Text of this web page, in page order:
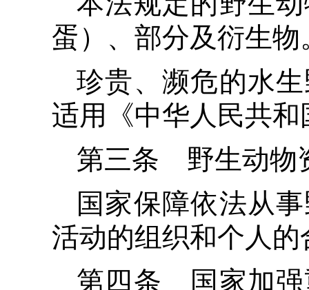
蛋）、部分及衍生物
珍贵、濒危的水
适用《中华人民共
第三条 野生动物
国家保障依法从
活动的组织和个人的
第四条 国家加强